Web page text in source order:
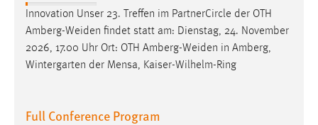
Innovation Unser 23. Treffen im PartnerCircle der OTH
Amberg-Weiden findet statt am: Dienstag, 24. November
2026, 17.00 Uhr Ort: OTH Amberg-Weiden in Amberg,
Wintergarten der Mensa, Kaiser-Wilhelm-Ring
Full Conference Program